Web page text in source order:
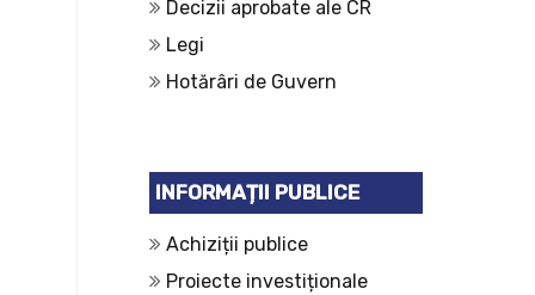
Decizii aprobate ale CR
Legi
Hotărâri de Guvern
INFORMAȚII PUBLICE
Achiziții publice
Proiecte investiționale